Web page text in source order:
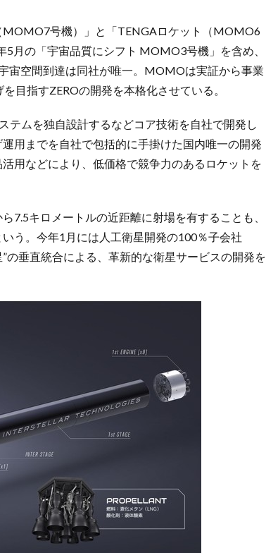
号機）」と「TENGAロケット（MOMO6
月の「宇宙品質にシフト MOMO3号機」を含め、
宙空間到達は同社が唯一。MOMOは実証から事業
目指すZEROの開発を本格化させている。
テムを独自設計するなどコア技術を自社で開発し
用までを自社で包括的に手掛けた国内唯一の開発
用などにより、低価格で競争力のあるロケットを
7.5キロメートルの近距離に射場を有することも、
う。今年1月には人工衛星開発の100％子会社
の垂直統合による、革新的な衛星サービスの開発を